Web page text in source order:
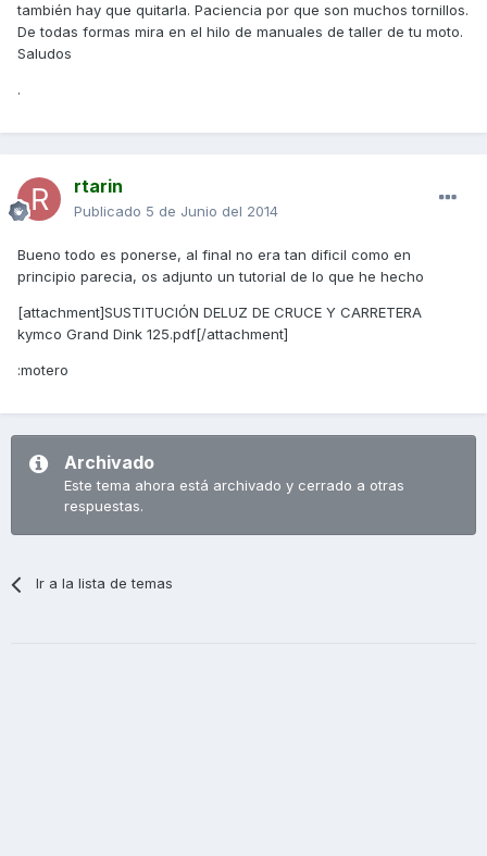
también hay que quitarla. Paciencia por que son muchos tornillos.
De todas formas mira en el hilo de manuales de taller de tu moto.
Saludos
.
rtarin
Publicado 5 de Junio del 2014
Bueno todo es ponerse, al final no era tan dificil como en
principio parecia, os adjunto un tutorial de lo que he hecho
[attachment]SUSTITUCIÓN DELUZ DE CRUCE Y CARRETERA
kymco Grand Dink 125.pdf[/attachment]
:motero
Archivado
Este tema ahora está archivado y cerrado a otras
respuestas.
Ir a la lista de temas